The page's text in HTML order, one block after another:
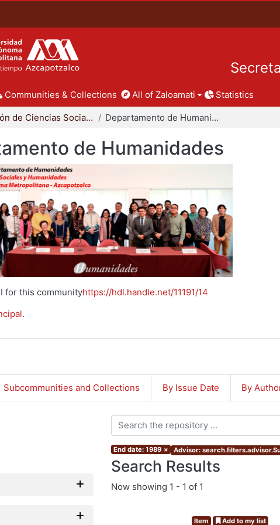
Communities & Collections All of Zaloamati Statistics
División de Ciencias Sociales y Humanidades Departamento de Humanidades
de Humanidades
for this communityhttps://hdl.handle.net/11191/14
.
Subcommunities and Collections By Issue Date By
End date: 1989 × Advisor:
Search Results
Now showing 1 - 1 of 1
Item Add to my list